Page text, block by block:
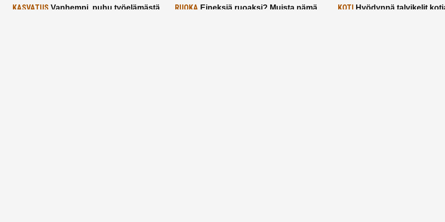
KASVATUS Vanhempi, puhu työelämästä
RUOKA Eineksiä ruoaksi? Muista nämä
KOTIHyödynnä talvikelit